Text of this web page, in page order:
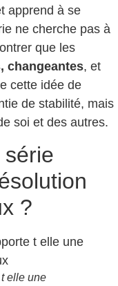
apprend à se
ne cherche pas à
que les
changeantes, et
cette idée de
de stabilité, mais
soi et des autres.
?
elle une